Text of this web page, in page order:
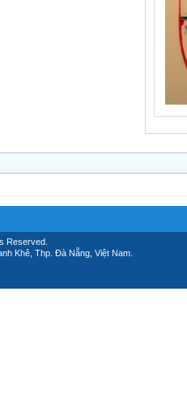
Reserved.
Khê, Thp. Đà Nẵng, Việt Nam.